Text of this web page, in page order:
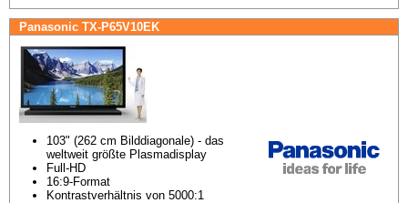
Panasonic TX-P65V10EK
103" (262 cm Bilddiagonale) - das
weltweit größte Plasmadisplay
Full-HD
16:9-Format
Kontrastverhältnis von 5000:1